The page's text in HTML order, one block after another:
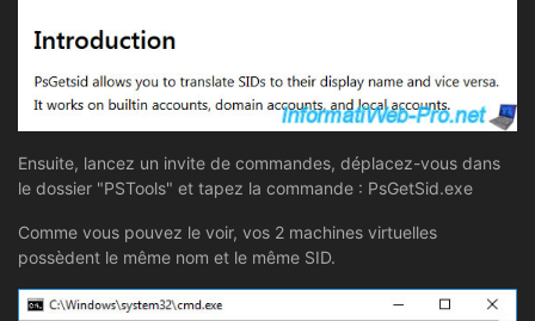
Ensuite, lancez un invite de commandes, déplacez-vous dans
le dossier "PSTools" et tapez la commande : PsGetSid.exe
Comme vous pouvez le voir, vos 2 machines virtuelles
possèdent le même nom et le même SID.